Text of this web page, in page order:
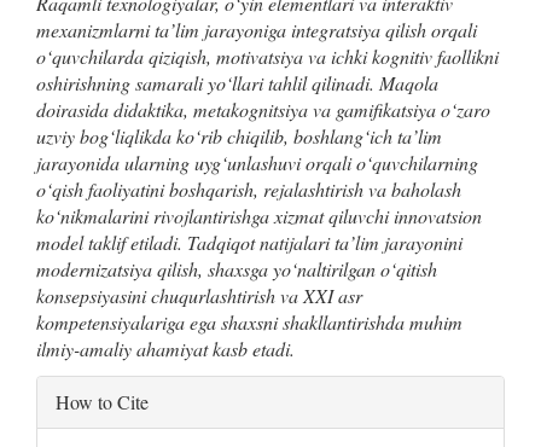
mexanizmlarni ta’lim jarayoniga integratsiya qilish orqali
o‘quvchilarda qiziqish, motivatsiya va ichki kognitiv faollikni
oshirishning samarali yo‘llari tahlil qilinadi. Maqola
doirasida didaktika, metakognitsiya va gamifikatsiya o‘zaro
uzviy bog‘liqlikda ko‘rib chiqilib, boshlang‘ich ta’lim
jarayonida ularning uyg‘unlashuvi orqali o‘quvchilarning
o‘qish faoliyatini boshqarish, rejalashtirish va baholash
ko‘nikmalarini rivojlantirishga xizmat qiluvchi innovatsion
model taklif etiladi. Tadqiqot natijalari ta’lim jarayonini
modernizatsiya qilish, shaxsga yo‘naltirilgan o‘qitish
konsepsiyasini chuqurlashtirish va XXI asr
kompetensiyalariga ega shaxsni shakllantirishda muhim
ilmiy-amaliy ahamiyat kasb etadi.
Article
How to Cite